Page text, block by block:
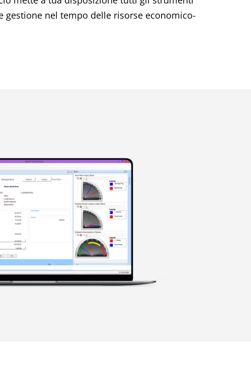
gestione nel tempo delle risorse economico-